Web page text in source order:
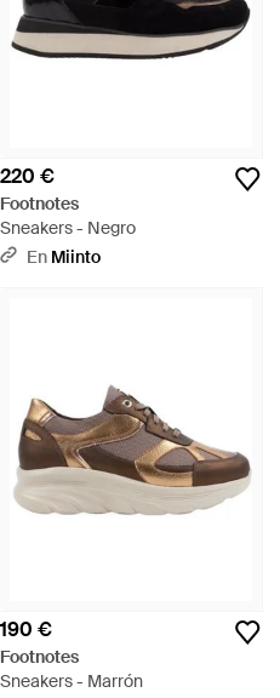
220 €
Footnotes
Sneakers - Negro
En Miinto
190 €
Footnotes
Sneakers - Marrón